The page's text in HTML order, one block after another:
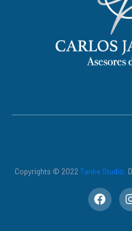
Copyrights © 2022 Tanke Studio,